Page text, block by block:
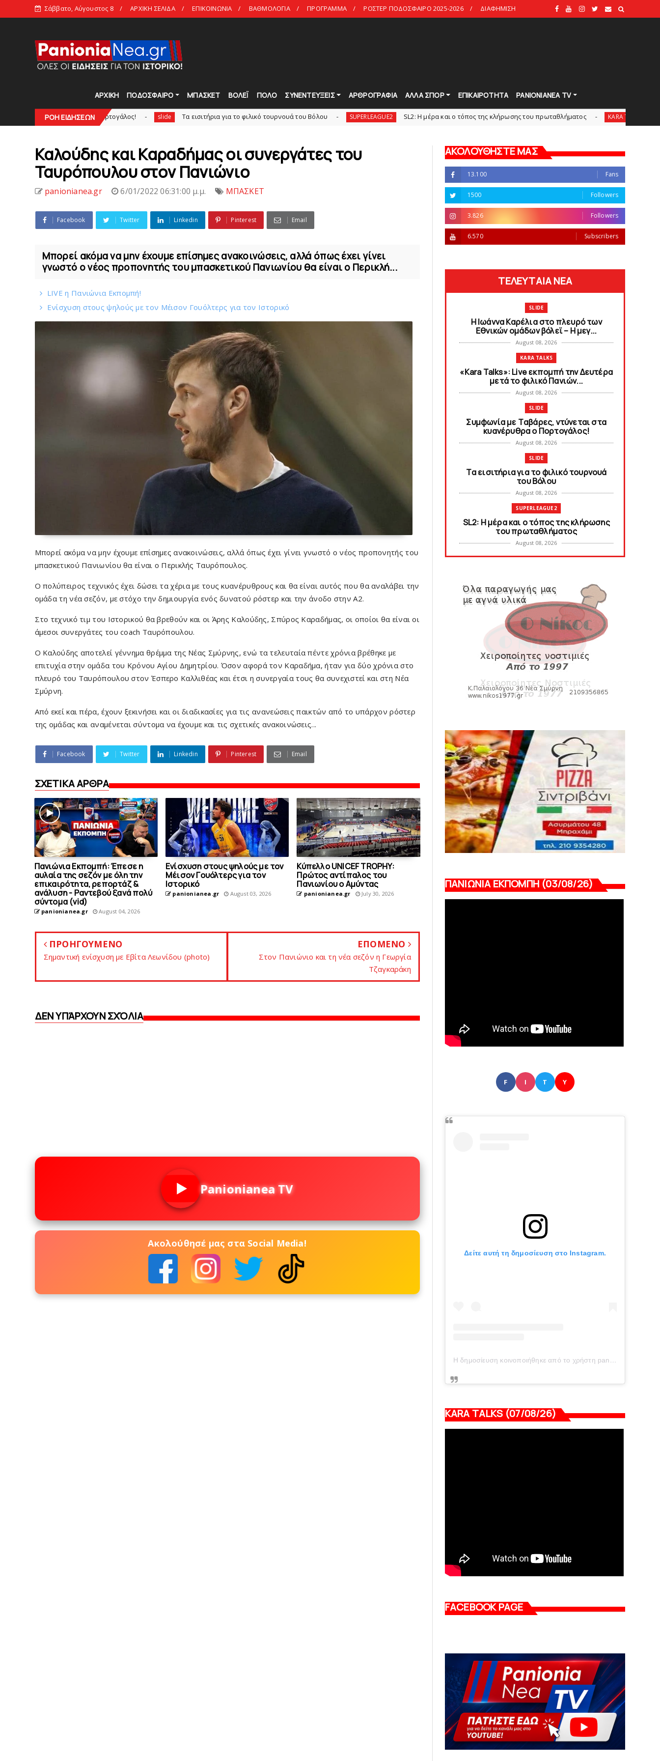
Σάββατο, Αύγουστος 8 ΑΡΧΙΚΗ ΣΕΛΙΔΑ ΕΠΙΚΟΙΝΩΝΙΑ ΒΑΘΜΟΛΟΓΙΑ ΠΡΟΓΡΑΜΜΑ ΡΟΣΤΕΡ ΠΟΔΟΣΦΑΙΡΟ 2025-2026 ΔΙΑΦΗΜΙΣΗ
ΑΡΧΙΚΗ ΠΟΔΟΣΦΑΙΡΟ ΜΠΑΣΚΕΤ ΒΟΛΕΪ ΠΟΛΟ ΣΥΝΕΝΤΕΥΞΕΙΣ ΑΡΘΡΟΓΡΑΦΙΑ ΑΛΛΑ ΣΠΟΡ ΕΠΙΚΑΙΡΟΤΗΤΑ PANIONIANEA TV
ΡΟΗ ΕΙΔΗΣΕΩΝ
κυανέρυθρα ο Πορτογάλος! slide Tα εισιτήρια για το φιλικό τουρνουά του Bόλου SUPERLEAGUE2 SL2: Η μέρα και ο τόπος της κλήρωσης του πρωταθλήματος KARA TALKS Δείτε την
Καλούδης και Καραδήμας οι συνεργάτες του
Ταυρόπουλου στoν Πανιώνιo
panionianea.gr 6/01/2022 06:31:00 μ.μ. ΜΠΑΣΚΕΤ
Facebook Twitter Linkedin Pinterest Email
Μπορεί ακόμα να μην έχουμε επίσημες ανακοινώσεις, αλλά όπως έχει γίνει
γνωστό ο νέος προπονητής του μπασκετικού Πανιωνίου θα είναι ο Περικλή...
LIVE η Πανιώνια Εκπομπή!
Eνίσχυση στους ψηλούς με τον Μέισον Γουόλτερς για τον Ιστορικό
Μπορεί ακόμα να μην έχουμε επίσημες ανακοινώσεις, αλλά όπως έχει γίνει γνωστό ο νέος προπονητής του
μπασκετικού Πανιωνίου θα είναι ο Περικλής Ταυρόπουλος.
Ο πολύπειρος τεχνικός έχει δώσει τα χέρια με τους κυανέρυθρους και θα είναι αυτός που θα αναλάβει την
ομάδα τη νέα σεζόν, με στόχο την δημιουργία ενός δυνατού ρόστερ και την άνοδο στην Α2.
Στο τεχνικό τιμ του Ιστορικού θα βρεθούν και οι Άρης Καλούδης, Σπύρος Καραδήμας, οι οποίοι θα είναι οι
άμεσοι συνεργάτες του coach Ταυρόπουλου.
Ο Καλούδης αποτελεί γέννημα θρέμμα της Νέας Σμύρνης, ενώ τα τελευταία πέντε χρόνια βρέθηκε με
επιτυχία στην ομάδα του Κρόνου Αγίου Δημητρίου. Όσον αφορά τον Καραδήμα, ήταν για δύο χρόνια στο
πλευρό του Ταυρόπουλου στον Έσπερο Καλλιθέας και έτσι η συνεργαία τους θα συνεχιστεί και στη Νέα
Σμύρνη.
Από εκεί και πέρα, έχουν ξεκινήσει και οι διαδικασίες για τις ανανεώσεις παικτών από το υπάρχον ρόστερ
της ομάδας και αναμένεται σύντομα να έχουμε και τις σχετικές ανακοινώσεις...
Facebook Twitter Linkedin Pinterest Email
ΣΧΕΤΙΚΑ ΑΡΘΡΑ
Πανιώνια Εκπομπή: Έπεσε η
αυλαία της σεζόν με όλη την
επικαιρότητα, ρεπορτάζ &
ανάλυση - Ραντεβού ξανά πολύ
σύντομα (vid)
panionianea.gr August 04, 2026
Eνίσχυση στους ψηλούς με τον
Μέισον Γουόλτερς για τον
Ιστορικό
panionianea.gr August 03, 2026
Κύπελλο UNICEF TROPHY:
Πρώτος αντίπαλος του
Πανιωνίου o Aμύντας
panionianea.gr July 30, 2026
ΠΡΟΗΓΟΥΜΕΝΟ
Σημαντική ενίσχυση με Εβίτα Λεωνίδου (photo)
ΕΠΟΜΕΝΟ
Στoν Πανιώνιο και τη νέα σεζόν η Γεωργία
Τζαγκαράκη
ΔΕΝ ΥΠΆΡΧΟΥΝ ΣΧΌΛΙΑ
Panionianea TV
Ακολούθησέ μας στα Social Media!
ΑΚΟΛΟΥΘΗΣΤΕ ΜΑΣ
13.100 Fans
1500 Followers
3.826 Followers
6.570 Subscribers
ΤΕΛΕΥΤΑΙΑ ΝΕΑ
SLIDE
Η Ιωάννα Καρέλια στο πλευρό των
Εθνικών ομάδων βόλεϊ – H μεγ...
August 08, 2026
KARA TALKS
«Kara Talks»: Live εκπομπή την Δευτέρα
μετά το φιλικό Πανιών...
August 08, 2026
SLIDE
Συμφωνία με Tαβάρες, ντύνεται στα
κυανέρυθρα ο Πορτογάλος!
August 08, 2026
SLIDE
Tα εισιτήρια για το φιλικό τουρνουά
του Bόλου
August 08, 2026
SUPERLEAGUE2
SL2: Η μέρα και ο τόπος της κλήρωσης
του πρωταθλήματος
August 08, 2026
KARA TALKS
August 07, 2026
KARA TALKS
«Kara Talks»: LIVE 21:00
August 07, 2026
SLIDE
Κύπελλο: Την Τετάρτη 19 Αυγούστου το
Νίκη Βόλου - Πανιώνιος
HEADLINES
KARA TALKS
«Kara Talks» LIVE: Παρασκευή στις 21:00
August 06, 2026
ΠΑΝΙΩΝΙΑ ΕΚΠΟΜΠΗ (03/08/26)
F I T Y
Δείτε αυτή τη δημοσίευση στο Instagram.
Η δημοσίευση κοινοποιήθηκε από το χρήστη panionianea.gr (@panionianea.gr)
KARA TALKS (07/08/26)
FACEBOOK PAGE